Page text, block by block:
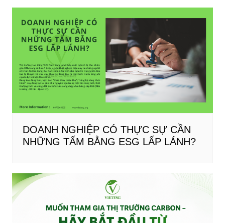
DOANH NGHIỆP CÓ THỰC SỰ CẦN
NHỮNG TẤM BẰNG ESG LẤP LÁNH?